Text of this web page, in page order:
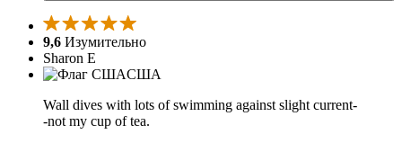
9,6 Изумительно
Sharon E
США
Wall dives with lots of swimming against slight current-
-not my cup of tea.